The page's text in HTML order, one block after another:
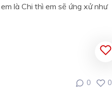
là Chi thì em sẽ ứng xử như
0 0